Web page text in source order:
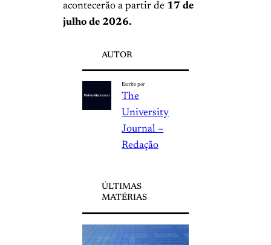
acontecerão a partir de 17 de
julho de 2026.
AUTOR
Escrito por
The
University
Journal –
Redação
ÚLTIMAS
MATÉRIAS